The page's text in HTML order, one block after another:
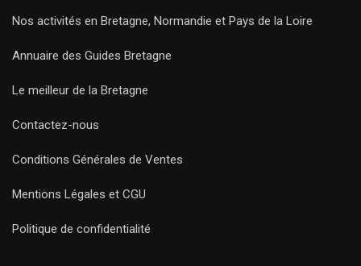
Nos activités en Bretagne, Normandie et Pays de la Loire
Annuaire des Guides Bretagne
Le meilleur de la Bretagne
Contactez-nous
Conditions Générales de Ventes
Mentions Légales et CGU
Politique de confidentialité